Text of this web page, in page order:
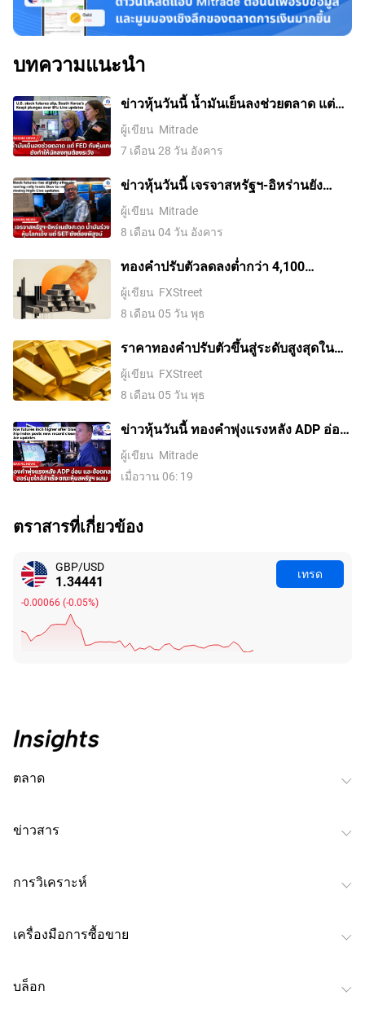
เพื่อลดสินเชื่อ ทำให้ธุรกิจต่างๆ สามารถกู้ยืมเงินได้มากขึ้น
เพื่อลงทุนในโครงการที่จะสร้างการเติบโตทางเศรษฐกิจ
สินค้าเหล่านี้ล้วนๆ ดังนั้น ยอดดุลการค้าสุทธิที่เป็นบวกจะ
ทำให้สกุลเงินแข็งแกร่งขึ้น และในทางกลับกัน ถ้ายอดดุล
บทความแนะนำ
ข่าวหุ้นวันนี้ น้ำมันเย็นลงช่วยตลาด แต่
Fed กับหุ้นเทคยังทำให้นักลงทุนต้องระวัง
ผู้เขียน Mitrade
7 เดือน 28 วัน อังคาร
ข่าวหุ้นวันนี้ เจรจาสหรัฐฯ-อิหร่านยัง
สะดุด น้ำมันร่วง หุ้นโลกเด้ง แต่ SET ยัง
ต้องพิสูจน์
ผู้เขียน Mitrade
8 เดือน 04 วัน อังคาร
ทองคำปรับตัวลดลงต่ำกว่า 4,100
ดอลลาร์ ขณะที่ตลาดจับตาการเจรจา
ระหว่างสหรัฐฯ กับอิหร่าน
ผู้เขียน FXStreet
8 เดือน 05 วัน พุธ
ราคาทองคําปรับตัวขึ้นสู่ระดับสูงสุดใน
รอบสองสัปดาห์ ขณะที่ค่าเงินดอลลาร์
สหรัฐอ่อนค่าลงจากความหวังในข้อตกลง
อิหร่านและการเก็งการขึ้นดอกเบี้ยของ
เฟดที่ลดลง
ผู้เขียน FXStreet
8 เดือน 05 วัน พุธ
ข่าวหุ้นวันนี้ ทองคำพุ่งแรงหลัง ADP อ่อน
และข้อตกลงฮอร์มุซใกล้สำเร็จ ขณะหุ้น
สหรัฐฯ ผสม
ผู้เขียน Mitrade
เมื่อวาน 06: 19
ตราสารที่เกี่ยวข้อง
GBP/USD
1.34444
-0.00063(-0.05%)
เทรด
ตลาด
ข่าวสาร
การวิเคราะห์
เครื่องมือการซื้อขาย
บล็อก